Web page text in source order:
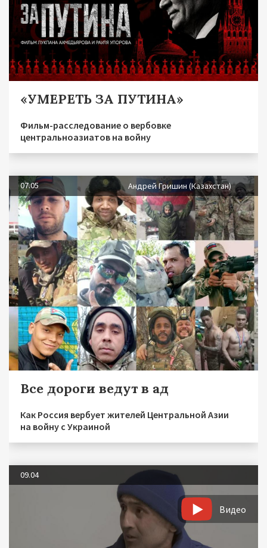
«УМЕРЕТЬ ЗА ПУТИНА»
Фильм-расследование о вербовке
центральноазиатов на войну
07.05 Андрей Гришин (Казахстан)
Все дороги ведут в ад
Как Россия вербует жителей Центральной Азии
на войну с Украиной
09.04
Видео